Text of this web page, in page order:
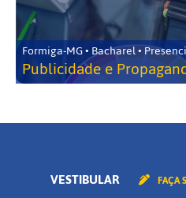
Formiga-MG • Bacharel •
Publicidade e
VESTIBULAR FAÇA